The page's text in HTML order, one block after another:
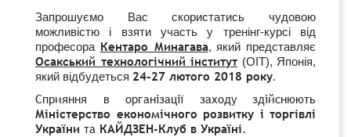
Запрошуємо Вас скористатись чудовою
можливістю і взяти участь у тренінг-курсі від
професора Кентаро Минагава, який представляє
Осакський технологічний інститут (OIT), Японія,
який відбудеться 24-27 лютого 2018 року.
Сприяння в організації заходу здійснюють
Міністерство економічного розвитку і торгівлі
України та КАЙДЗЕН-Клуб в Україні.